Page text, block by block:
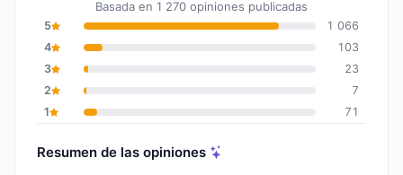
Basada en 1 270 opiniones publicadas
5
1 066
4
103
3
23
2
7
1
71
Resumen de las opiniones